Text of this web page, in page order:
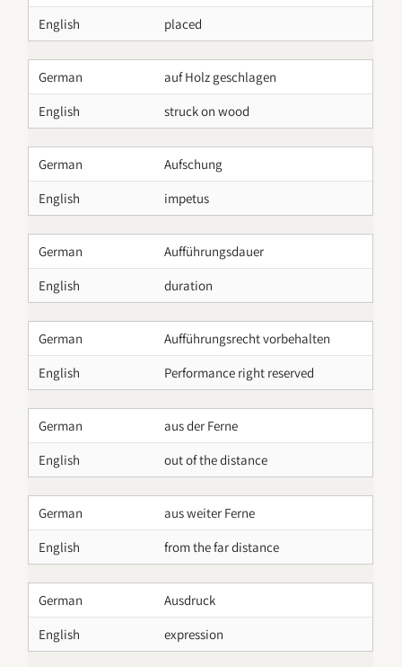
English
placed
German
auf Holz geschlagen
English
struck on wood
German
Aufschung
English
impetus
German
Aufführungsdauer
English
duration
German
Aufführungsrecht vorbehalten
English
Performance right reserved
German
aus der Ferne
English
out of the distance
German
aus weiter Ferne
English
from the far distance
German
Ausdruck
English
expression